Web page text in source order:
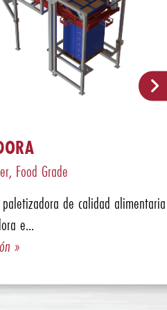
Food Grade
paletizadora de calidad alimentaria
e...
»